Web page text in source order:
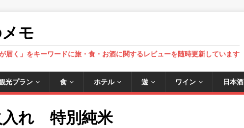
モ
届く」をキーワードに旅・食・お酒に関するレビューを随時更新しています
光プラン 食 ホテル 遊 ワイン 日本酒
れ 特別純米